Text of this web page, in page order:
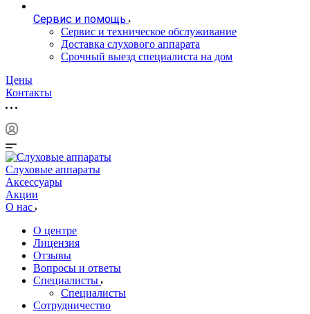
Сервис и помощь
Сервис и техническое обслуживание
Доставка слухового аппарата
Срочный выезд специалиста на дом
Цены
Контакты
Слуховые аппараты
Аксессуары
Акции
О нас
О центре
Лицензия
Отзывы
Вопросы и ответы
Специалисты
Специалисты
Сотрудничество